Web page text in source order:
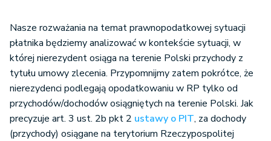
Nasze rozważania na temat prawnopodatkowej sytuacji
płatnika będziemy analizować w kontekście sytuacji, w
której nierezydent osiąga na terenie Polski przychody z
tytułu umowy zlecenia. Przypomnijmy zatem pokrótce, że
nierezydenci podlegają opodatkowaniu w RP tylko od
przychodów/dochodów osiągniętych na terenie Polski. Jak
precyzuje art. 3 ust. 2b pkt 2 ustawy o PIT, za dochody
(przychody) osiągane na terytorium Rzeczypospolitej